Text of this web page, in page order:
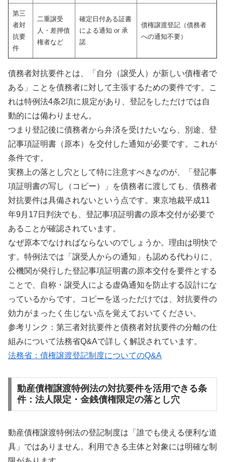
第三
者対
抗要
件
二重譲受
人・差押債
権者など
確定日付ある証書
による通知 or 承
諾
債権譲渡登記（債務者
への通知不要）
債務者対抗要件とは、「自分（譲受人）が新しい債権者で
ある」ことを債務者に対して主張するための要件です。こ
れは特例法4条2項に規定があり、登記をしただけでは自
動的には備わりません。
つまり登記後に債務者から弁済を受けたいなら、別途、登
記事項証明書（原本）を交付した通知が必要です。これが
条件です。
実務上の落とし穴として特に注意すべきなのが、「登記事
項証明書の写し（コピー）」を債務者に渡しても、債務者
対抗要件は具備されないという点です。東京地裁平成11
年9月17日判決でも、登記事項証明書の原本交付が必要で
あることが確認されています。
なぜ原本でなければならないのでしょうか。理由は明快で
す。特例法では「譲受人からの通知」も認める代わりに、
公機関が発行した登記事項証明書の原本交付を要件とする
ことで、自称・譲受人による虚偽通知を防止する設計にな
っているからです。コピーを送っただけでは、対抗要件の
効力がまったく生じない点を覚えておいてください。
参考リンク：第三者対抗要件と債務者対抗要件の分離の仕
組みについて法務省Q&Aで詳しく解説されています。
法務省：債権譲渡登記制度についてのQ&A
動産債権譲渡特例法の対抗要件を活用できる条
件：法人限定・金銭債権限定の落とし穴
動産債権譲渡特例法の登記制度は「誰でも使える便利な道
具」ではありません。利用できる主体と対象には明確な制